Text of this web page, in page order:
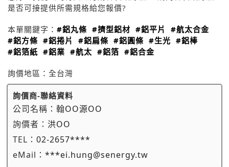
是否可接提供所需規格給您報價?
本單關鍵字： #鋁丸條 #擠型鋁材 #鋁平片
#航太合金
#鋁方條 #鋁捲片 #鋁扁條 #鋁圓條 #生光 #鋁棒
#鋁箔紙 #鋁業 #航太 #鋁箔 #鋁合金
詢價地區： 全台灣
詢價商-聯絡資料
公司名稱： 翰OO源OO
詢價者： 洪OO
TEL： 02-2657****
eMail： ***ei.hung@senergy.tw